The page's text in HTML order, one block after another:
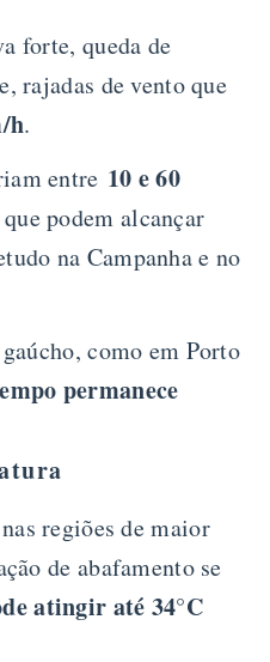
forte, queda de
rajadas de vento que
h.
entre 10 e 60
podem alcançar
na Campanha e no
como em Porto
permanece
regiões de maior
de abafamento se
atingir até 34°C